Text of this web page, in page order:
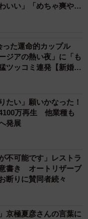
トなどを県にお願い
路では動物が道路
利用していたそう
っています。ほかに
場所に水飲み場を
やすい環境になる
います」
パンを必死で食べよ
の観光客が取られて
したが袋ごと全部
す。
いい」「めちゃ爽や
った運命的カップル
ジアの熱い夜」に「も
ツッコミ連発【新婚さ
たい」願いかなった！
万再生 他業種も
発展
不可能です」レストラ
書き オートリザーブ
断りに賛同者続々
京極夏彦さんの言葉に